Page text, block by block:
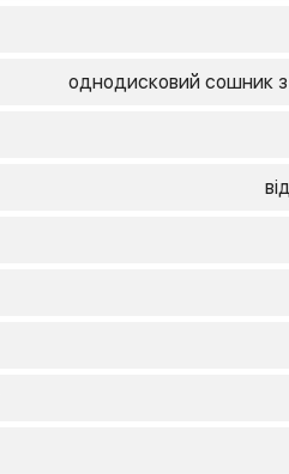
однодисковий сошник